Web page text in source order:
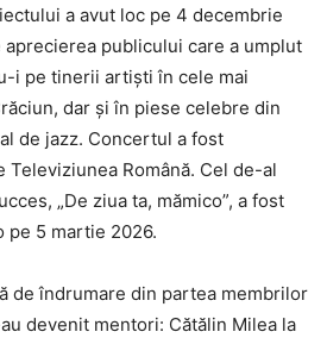
a avut loc pe 4 decembrie
publicului care a umplut
i pe tinerii artiști în cele mai
dar și în piese celebre din
de jazz. Concertul a fost
Română. Cel de-al
„De ziua ta, mămico”, a fost
pe 5 martie 2026.
de îndrumare din partea membrilor
devenit mentori: Cătălin Milea la